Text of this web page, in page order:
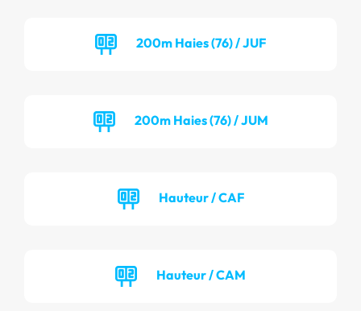
200m Haies (76) / JUF
200m Haies (76) / JUM
Hauteur / CAF
Hauteur / CAM